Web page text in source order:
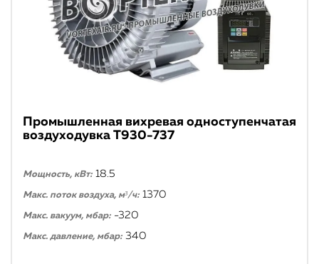
Промышленная вихревая одноступенчатая
воздуходувка T930-737
Мощность, кВт: 18.5
Макс. поток воздуха, м³/ч: 1370
Макс. вакуум, мбар: -320
Макс. давление, мбар: 340